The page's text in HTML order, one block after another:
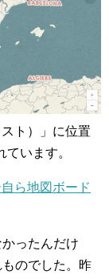
ト）」に位置
います。
ら地図ボード
ったんだけ
のでした。昨